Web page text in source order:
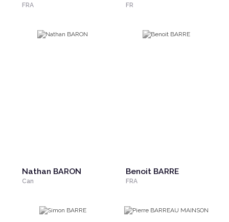
FRA FR
Nathan BARON
Can
Benoit BARRE
FRA